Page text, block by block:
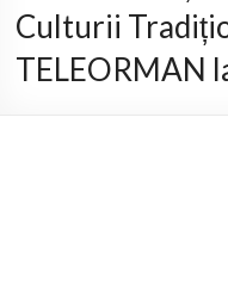
Culturii
TELEORMAN